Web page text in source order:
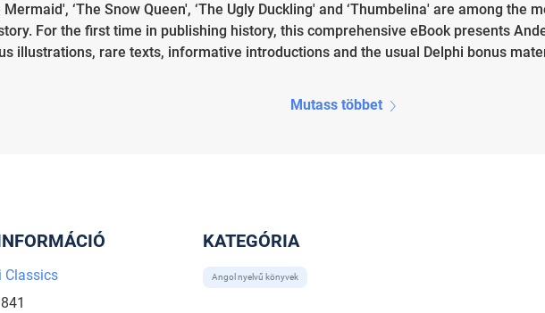
Mermaid', ‘The Snow Queen', ‘The Ugly Duckling' and ‘Thumbelina' are among the
For the first time in publishing history, this comprehensive eBook presents
illustrations, rare texts, informative introductions and the usual Delphi bonus
Mutass többet
Classics
KATEGÓRIA
Angol nyelvű könyvek